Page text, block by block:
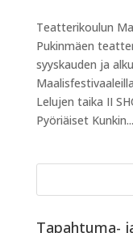
Teatterikoulun
Pukinmäen
syyskauden ja
Lelujen taika II
Pyöriäiset Kunkin...
Tapahtuma-